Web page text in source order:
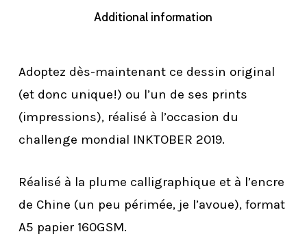
Additional information
Adoptez dès-maintenant ce dessin original
(et donc unique!) ou l’un de ses prints
(impressions), réalisé à l’occasion du
challenge mondial INKTOBER 2019.
Réalisé à la plume calligraphique et à l’encre
de Chine (un peu périmée, je l’avoue), format
A5 papier 160GSM.